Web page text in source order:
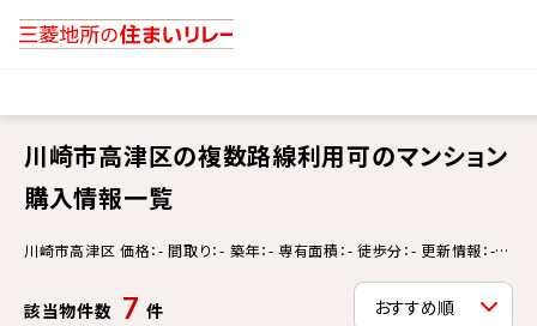
川崎市高津区の複数路線利用可のマンション
購入情報一覧
川崎市高津区 価格：- 間取り：- 築年：- 専有面積：- 徒歩分：- 更新情報：-
該当物件数 7 件